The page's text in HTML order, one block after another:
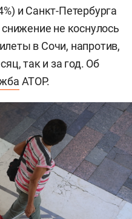
и Санкт-Петербурга
не коснулось
в Сочи, напротив,
так и за год. Об
АТОР.